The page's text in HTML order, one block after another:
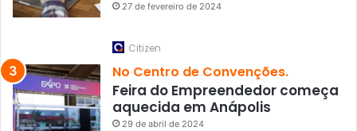
27 de fevereiro de 2024
Citizen
No Centro de Convenções.
Feira do Empreendedor começa
aquecida em Anápolis
29 de abril de 2024